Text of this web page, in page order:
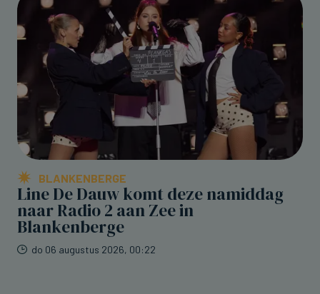
BLANKENBERGE
Line De Dauw komt deze namiddag
naar Radio 2 aan Zee in
Blankenberge
do 06 augustus 2026, 00:22